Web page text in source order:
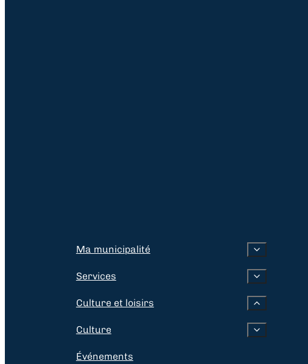
Ma municipalité
Services
Culture et loisirs
Culture
Événements